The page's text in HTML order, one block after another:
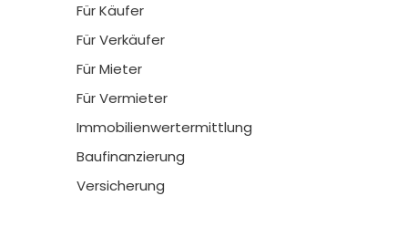
Für Käufer
Für Verkäufer
Für Mieter
Für Vermieter
Immobilienwertermittlung
Baufinanzierung
Versicherung